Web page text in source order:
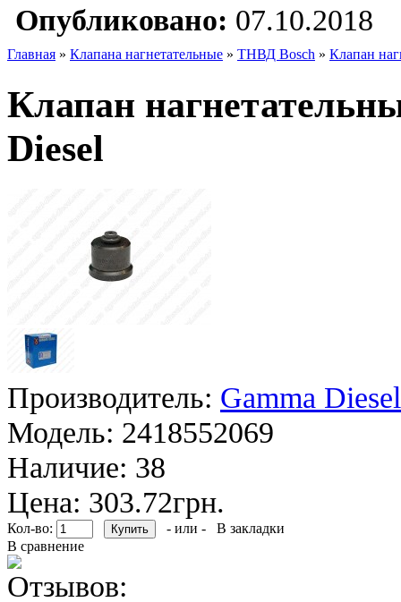
Опубликовано: 07.10.2018
Главная » Клапана нагнетательные » ТНВД Bosch » Клапан
Клапан
Diesel
Производитель: Gamma Diesel
Модель: 2418552069
Наличие: 38
Цена: 303.72грн.
Кол-во: - или -
В закладки
В сравнение